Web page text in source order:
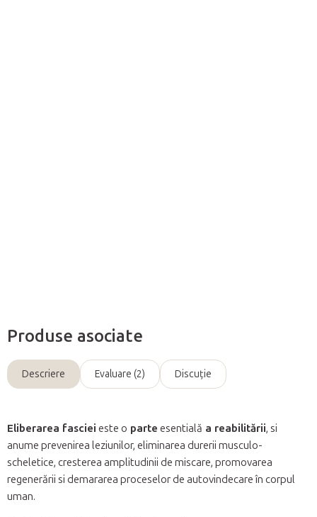
Produse asociate
Descriere Evaluare (2) Discuţie
Eliberarea fasciei este o parte esentială a reabilitării, si
anume prevenirea leziunilor, eliminarea durerii musculo-
scheletice, cresterea amplitudinii de miscare, promovarea
regenerării si demararea proceselor de autovindecare în corpul
uman.